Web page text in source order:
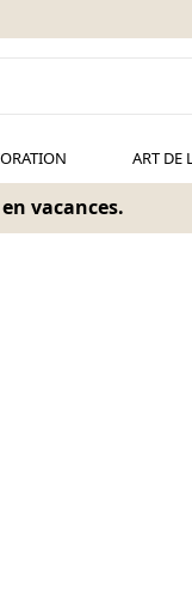
ART DE
vacances.